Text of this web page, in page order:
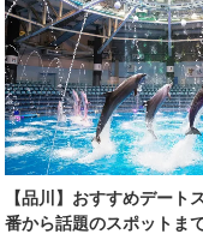
【品川】おすすめデート
番から話題のスポットま